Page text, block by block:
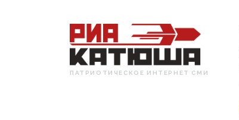
ПАТРИОТИЧЕСКОЕ ИНТЕРНЕТ СМИ